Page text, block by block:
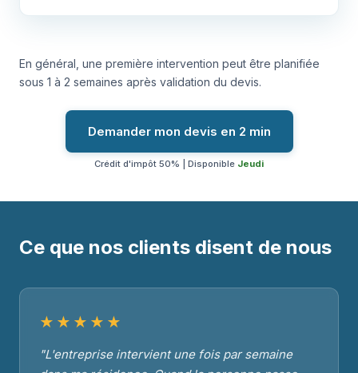
En général, une première intervention peut être planifiée
sous 1 à 2 semaines après validation du devis.
Demander mon devis en 2 min
Crédit d'impôt 50% | Disponible Jeudi
Ce que nos clients disent de nous
★★★★★
"L'entreprise intervient une fois par semaine